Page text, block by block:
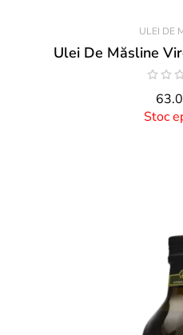
ULEI DE
Ulei De Măsline
Stoc